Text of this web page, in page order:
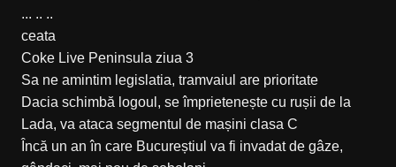
... .. ..
ceata
Coke Live Peninsula ziua 3
Sa ne amintim legislatia, tramvaiul are prioritate
Dacia schimbă logoul, se împrietenește cu rușii de la
Lada, va ataca segmentul de mașini clasa C
Încă un an în care Bucureștiul va fi invadat de gâze,